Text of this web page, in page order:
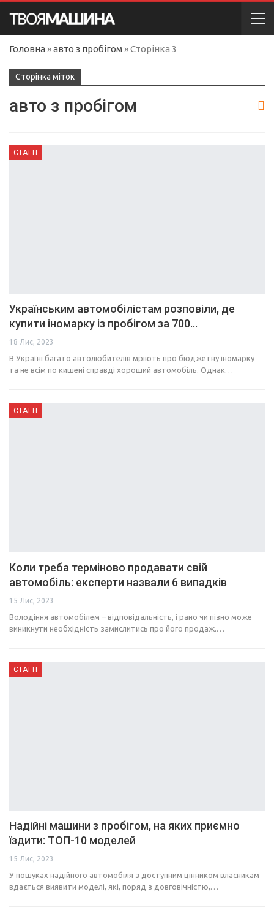
Головна »авто з пробігом »Сторінка 3
Сторінка міток
авто з пробігом
СТАТТІ
Українським автомобілістам розповіли, де
купити іномарку із пробігом за 700…
18 Лис, 2023
В Україні багато автолюбителів мріють про бюджетну іномарку
та не всім по кишені справді хороший автомобіль. Однак…
СТАТТІ
Коли треба терміново продавати свій
автомобіль: експерти назвали 6 випадків
15 Лис, 2023
Володіння автомобілем – відповідальність, і рано чи пізно може
виникнути необхідність замислитись про його продаж.…
СТАТТІ
Надійні машини з пробігом, на яких приємно
їздити: ТОП-10 моделей
15 Лис, 2023
У пошуках надійного автомобіля з доступним цінником власникам
вдається виявити моделі, які, поряд з довговічністю,…